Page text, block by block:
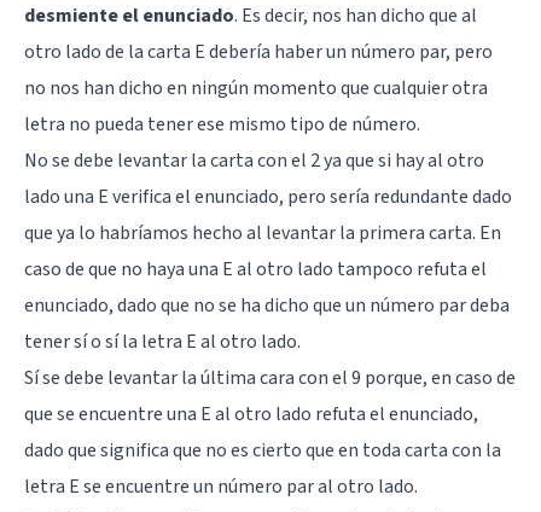
desmiente el enunciado. Es decir, nos han dicho que al
otro lado de la carta E debería haber un número par, pero
no nos han dicho en ningún momento que cualquier otra
letra no pueda tener ese mismo tipo de número.
No se debe levantar la carta con el 2 ya que si hay al otro
lado una E verifica el enunciado, pero sería redundante dado
que ya lo habríamos hecho al levantar la primera carta. En
caso de que no haya una E al otro lado tampoco refuta el
enunciado, dado que no se ha dicho que un número par deba
tener sí o sí la letra E al otro lado.
Sí se debe levantar la última cara con el 9 porque, en caso de
que se encuentre una E al otro lado refuta el enunciado,
dado que significa que no es cierto que en toda carta con la
letra E se encuentre un número par al otro lado.